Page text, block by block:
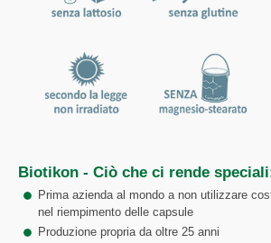
Biotikon - Ciò che ci rende
Prima azienda al mondo a non utilizzare
nel riempimento delle capsule
Produzione propria da oltre 25 anni